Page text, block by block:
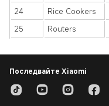
24 Rice Cookers
25 Routers
Последвайте Xiaomi